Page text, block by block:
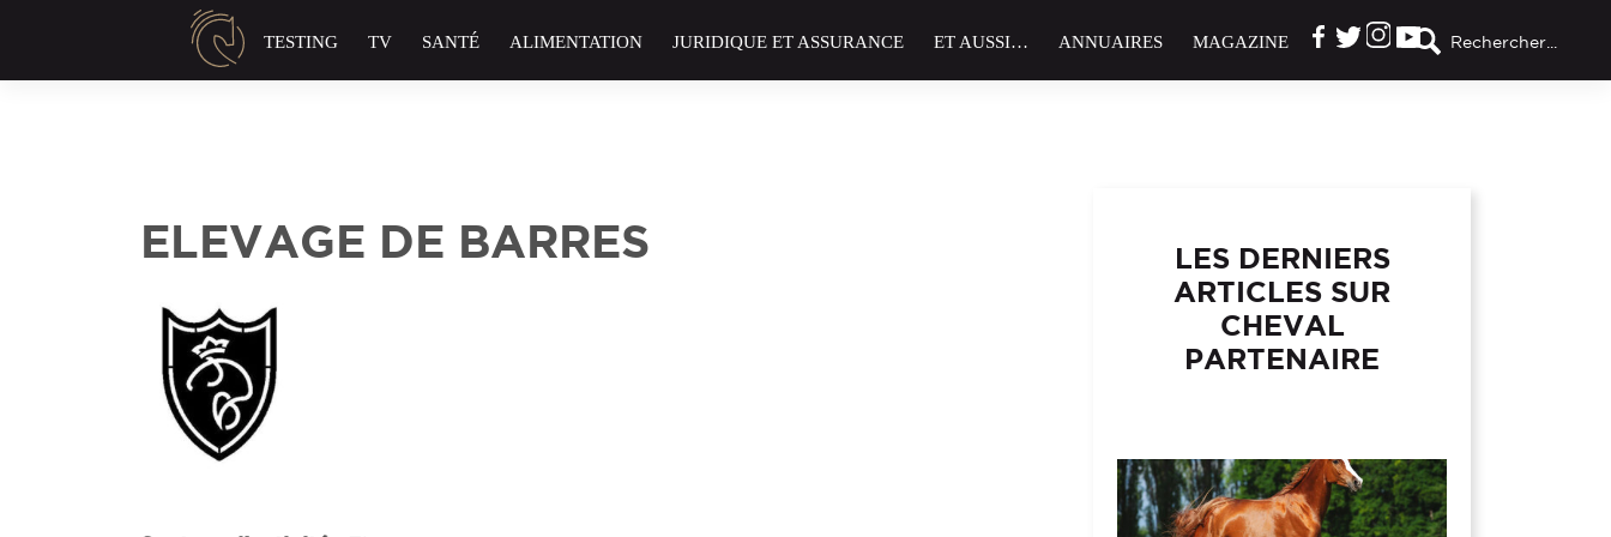
Rechercher...
TESTING TV SANTÉ ALIMENTATION JURIDIQUE ET ASSURANCE ET AUSSI… ANNUAIRES MAGAZINE
ELEVAGE DE BARRES
LES DERNIERS
ARTICLES SUR
CHEVAL
PARTENAIRE
Panneau de gestion des cookies